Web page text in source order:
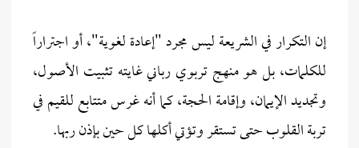
إن التكرار في الشريعة ليس مجرد "إعادة لغوية"، أو اجتراراً
للكلمات، بل هو منهج تربوي رباني غايته تثبيت الأصول،
وتجديد الإيمان، وإقامة الحجة، كما أنه غرس متتابع للقيم في
تربة القلوب حتى تستقر وتؤتي أكلها كل حين بإذن ربها.